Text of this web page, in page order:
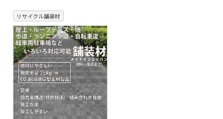
リサイクル舗装材